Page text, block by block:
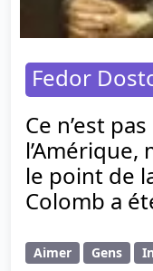
Fedor
Ce n’est
le point de
Colomb a
Aimer Gens